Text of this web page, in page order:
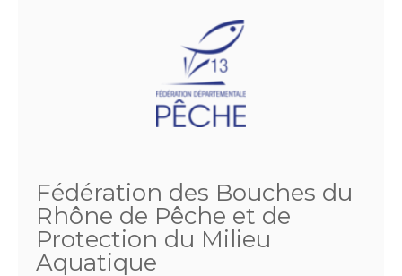
Fédération des Bouches du
Rhône de Pêche et de
Protection du Milieu
Aquatique